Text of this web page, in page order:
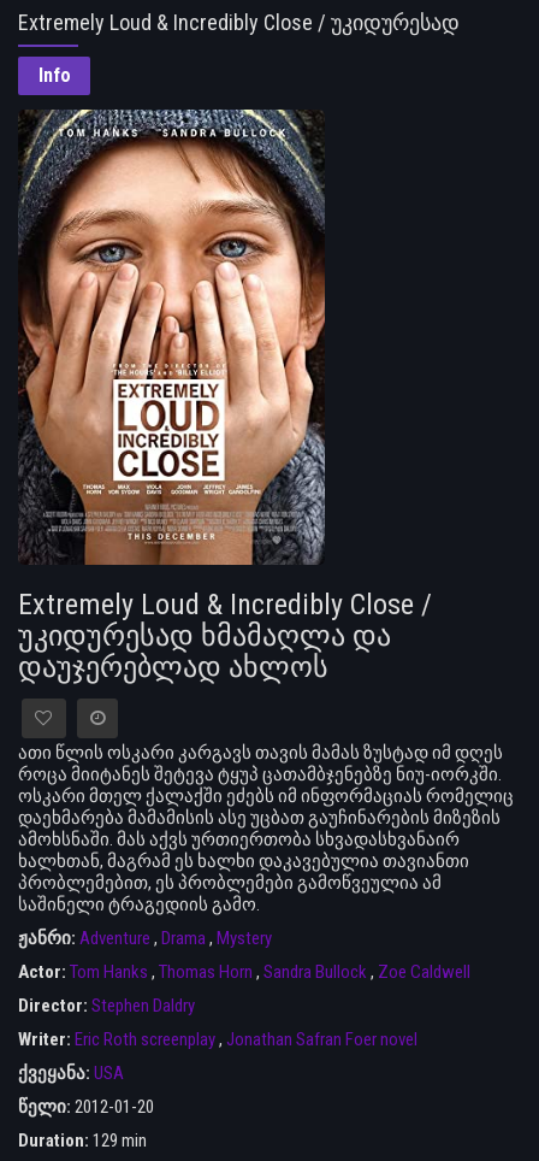
Extremely Loud & Incredibly Close / უკიდურესად
ხმამაღლა და დაუჯერებლად ახლოს
Info
Extremely Loud & Incredibly Close /
უკიდურესად ხმამაღლა და
დაუჯერებლად ახლოს
ათი წლის ოსკარი კარგავს თავის მამას ზუსტად იმ დღეს
როცა მიიტანეს შეტევა ტყუპ ცათამბჯენებზე ნიუ-იორკში.
ოსკარი მთელ ქალაქში ეძებს იმ ინფორმაციას რომელიც
დაეხმარება მამამისის ასე უცბათ გაუჩინარების მიზეზის
ამოხსნაში. მას აქვს ურთიერთობა სხვადასხვანაირ
ხალხთან, მაგრამ ეს ხალხი დაკავებულია თავიანთი
პრობლემებით, ეს პრობლემები გამოწვეულია ამ
საშინელი ტრაგედიის გამო.
ჟანრი: Adventure , Drama , Mystery
Actor: Tom Hanks , Thomas Horn , Sandra Bullock , Zoe Caldwell
Director: Stephen Daldry
Writer: Eric Roth screenplay, Jonathan Safran Foer novel
ქვეყანა: USA
წელი: 2012-01-20
Duration: 129 min